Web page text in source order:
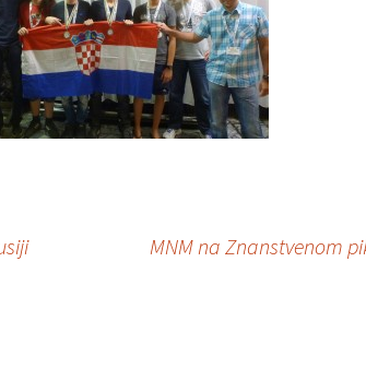
MNM na Znanstvenom